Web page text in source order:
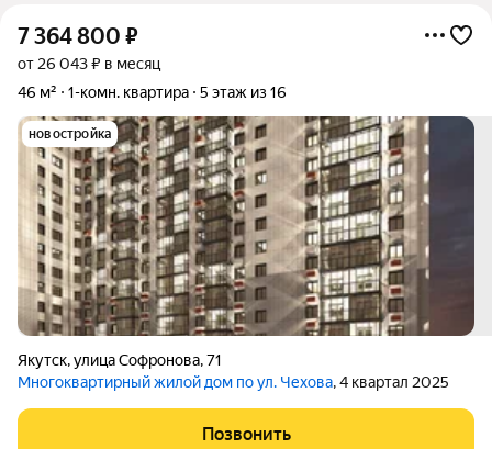
7 364 800 ₽
от 26 043 ₽ в месяц
46 м²
1-комн. квартира 5 этаж из 16
новостройка
Якутск,улица Софронова,71
Многоквартирный жилой дом по ул. Чехова, 4 квартал 2025
Позвонить